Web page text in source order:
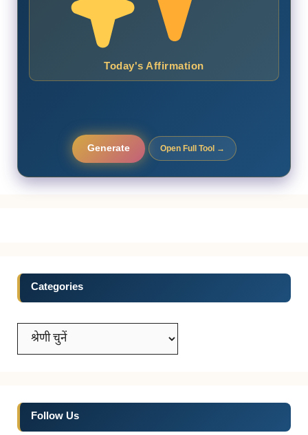
Today's Affirmation
Generate Open Full Tool →
Categories
Categories
Follow Us